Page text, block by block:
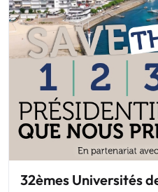
32èmes Universités